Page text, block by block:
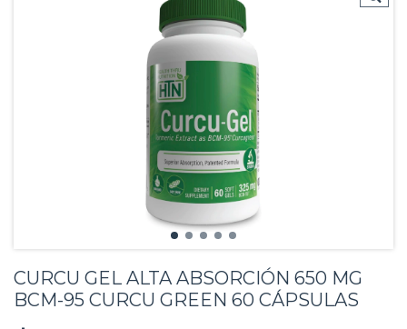
CURCU GEL ALTA ABSORCIÓN 650 MG
BCM-95 CURCU GREEN 60 CÁPSULAS